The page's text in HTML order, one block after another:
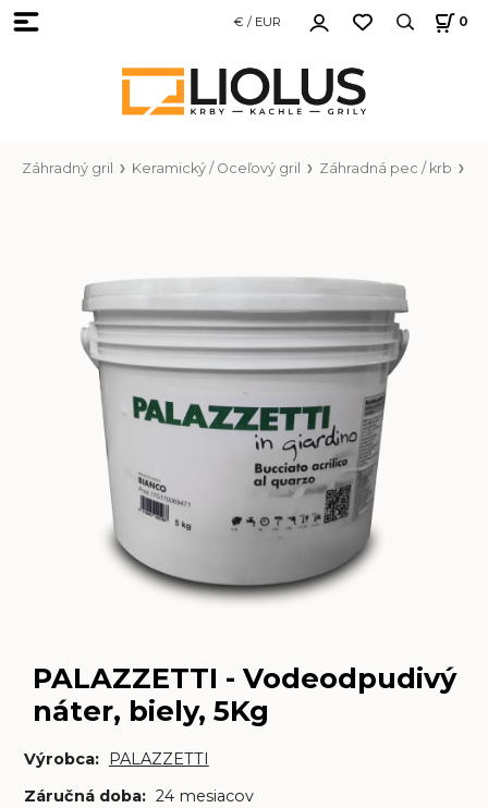
€ / EUR 0
Záhradný gril Keramický / Oceľový gril Záhradná pec / krb
PALAZZETTI - Vodeodpudivý
náter, biely, 5Kg
Výrobca:
PALAZZETTI
Záručná doba: 24 mesiacov